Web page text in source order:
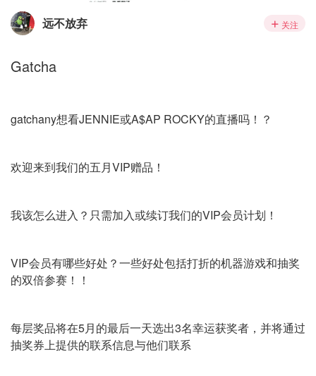
远不放弃 关注
Gatcha
gatchany想看JENNIE或A$AP ROCKY的直播吗！？
欢迎来到我们的五月VIP赠品！
我该怎么进入？只需加入或续订我们的VIP会员计划！
VIP会员有哪些好处？一些好处包括打折的机器游戏和抽奖
的双倍参赛！！
每层奖品将在5月的最后一天选出3名幸运获奖者，并将通过
抽奖券上提供的联系信息与他们联系